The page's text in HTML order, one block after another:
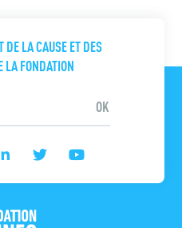
DE LA CAUSE ET DES
LA FONDATION